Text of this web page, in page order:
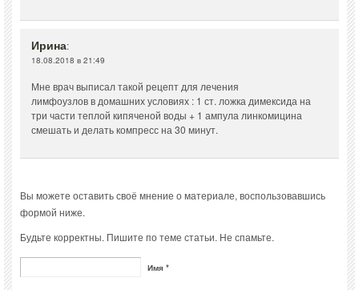
Ирина:
18.08.2018 в 21:49
Мне врач выписал такой рецепт для лечения
лимфоузлов в домашних условиях : 1 ст. ложка димексида на
три части теплой кипяченой воды + 1 ампула линкомицина
смешать и делать компресс на 30 минут.
Вы можете оставить своё мнение о материале, воспользовавшись
формой ниже.
Будьте корректны. Пишите по теме статьи. Не спамьте.
Имя *